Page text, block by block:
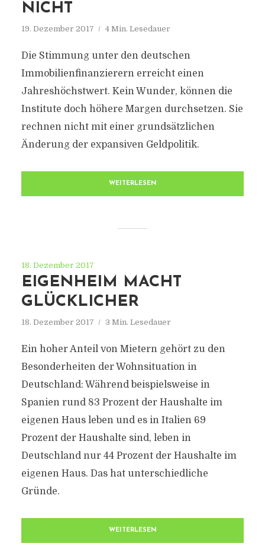
NICHT
19. Dezember 2017 4 Min. Lesedauer
Die Stimmung unter den deutschen
Immobilienfinanzierern erreicht einen
Jahreshöchstwert. Kein Wunder, können die
Institute doch höhere Margen durchsetzen. Sie
rechnen nicht mit einer grundsätzlichen
Änderung der expansiven Geldpolitik.
WEITERLESEN
18. Dezember 2017
EIGENHEIM MACHT
GLÜCKLICHER
18. Dezember 2017 3 Min. Lesedauer
Ein hoher Anteil von Mietern gehört zu den
Besonderheiten der Wohnsituation in
Deutschland: Während beispielsweise in
Spanien rund 83 Prozent der Haushalte im
eigenen Haus leben und es in Italien 69
Prozent der Haushalte sind, leben in
Deutschland nur 44 Prozent der Haushalte im
eigenen Haus. Das hat unterschiedliche
Gründe.
WEITERLESEN